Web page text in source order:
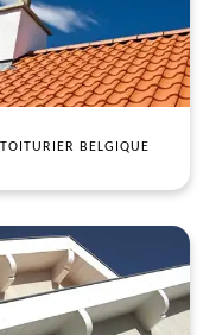
TOITURIER BELGIQUE